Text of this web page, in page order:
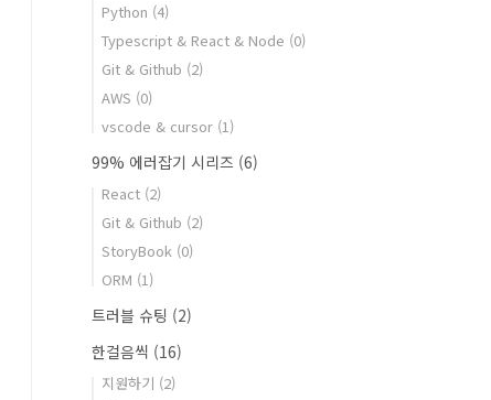
Python (4)
Typescript & React & Node (0)
Git & Github (2)
AWS (0)
vscode & cursor (1)
99% 에러잡기 시리즈 (6)
React (2)
Git & Github (2)
StoryBook (0)
ORM (1)
트러블 슈팅 (2)
한걸음씩 (16)
지원하기 (2)